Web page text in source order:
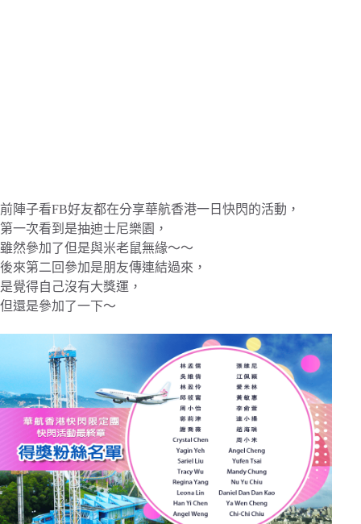
前陣子看FB好友都在分享華航香港一日快閃的活動，
第一次看到是抽迪士尼樂園，
雖然參加了但是與米老鼠無緣～～
後來第二回參加是朋友傳連結過來，
是覺得自己沒有大獎運，
但還是參加了一下～